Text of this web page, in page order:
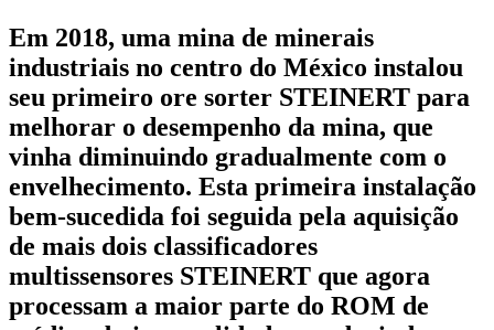
Em 2018, uma mina de minerais
industriais no centro do México instalou
seu primeiro ore sorter STEINERT para
melhorar o desempenho da mina, que
vinha diminuindo gradualmente com o
envelhecimento. Esta primeira instalação
bem-sucedida foi seguida pela aquisição
de mais dois classificadores
multissensores STEINERT que agora
processam a maior parte do ROM de